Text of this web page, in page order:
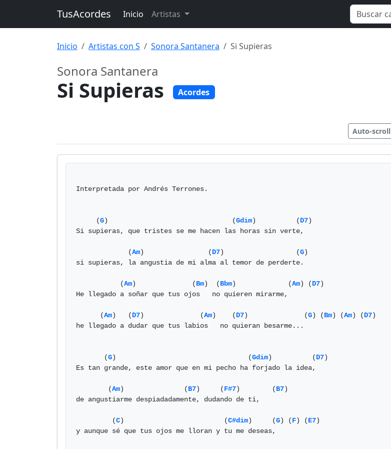
TusAcordes Inicio Artistas
Inicio Artistas con S Sonora Santanera Si Supieras
Sonora Santanera
Si Supieras Acordes
Auto-scroll
Interpretada por Andrés Terrones.
     (
G)                               (Gdim)          (D7)
Si supieras, que tristes se me hacen las horas sin verte,
             (
Am)                (D7)                  (G)
si supieras, la angustia de mi alma al temor de perderte.
           (
Am)              (Bm)  (Bbm)             (Am) (D7)
He llegado a soñar que tus ojos   no quieren mirarme,
      (
Am)   (D7)              (Am)    (D7)              (G) (Bm) (Am) (D7)
he llegado a dudar que tus labios   no quieran besarme...
       (
G)                                 (Gdim)          (D7)
Es tan grande, este amor que en mi pecho ha forjado la idea,
        (
Am)               (B7)     (F#7)        (B7)
de angustiarme despiadadamente, dudando de ti,
         (
C)                         (C#dim)     (G) (F) (E7)
y aunque sé que tus ojos me lloran y tu me deseas,